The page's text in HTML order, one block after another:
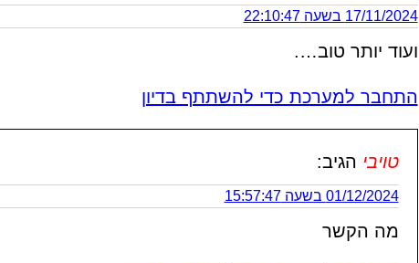
17/11/2024 בשעה 22:10:47
ועוד יותר טוב….
התחבר למערכת כדי להשתתף בדיון
טויבי הגיב:
01/12/2024 בשעה 15:57:47
מה הקשר